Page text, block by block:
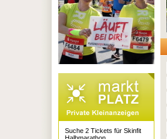
Suche 2 Tickets für Skinfit